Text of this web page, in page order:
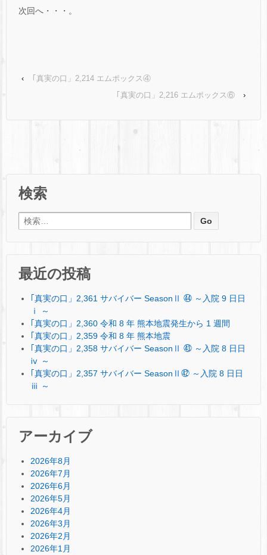
次回へ・・・。
‹
｢真実の口」2,214 エムポックス④
｢真実の口」2,216 エムポックス⑥
›
検索
検索:
最近の投稿
｢真実の口」2,361 サバイバー SeasonⅡ ㊹ ～入院 9 日日
ⅰ ～
｢真実の口」2,360 令和 8 年 熊本地震発生から 1 週間
｢真実の口」2,359 令和 8 年 熊本地震
｢真実の口」2,358 サバイバー SeasonⅡ ㊸ ～入院 8 日日
ⅳ ～
｢真実の口」2,357 サバイバー SeasonⅡ㊷ ～入院 8 日日
ⅲ ～
アーカイブ
2026年8月
2026年7月
2026年6月
2026年5月
2026年4月
2026年3月
2026年2月
2026年1月